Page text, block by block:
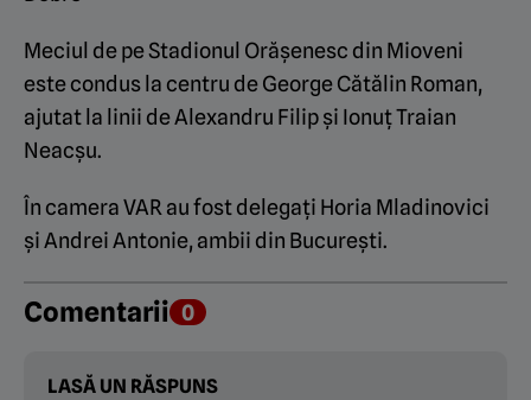
Meciul de pe Stadionul Orășenesc din Mioveni
este condus la centru de George Cătălin Roman,
ajutat la linii de Alexandru Filip și Ionuț Traian
Neacșu.
În camera VAR au fost delegați Horia Mladinovici
și Andrei Antonie, ambii din București.
Comentarii 0
LASĂ UN RĂSPUNS